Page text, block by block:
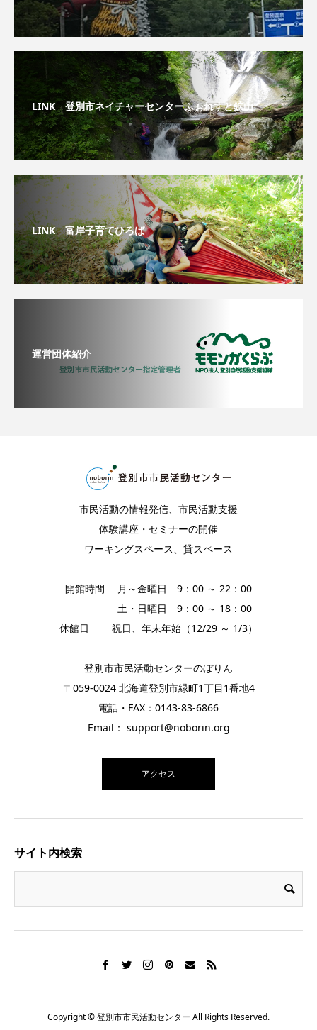
LINK 登別市ネイチャーセンターふぉれすと鉱山
LINK 富岸子育てひろば
運営団体紹介
市民活動の情報発信、市民活動支援
体験講座・セミナーの開催
ワーキングスペース、貸スペース
開館時間 月～金曜日 9：00 ～ 22：00
土・日曜日 9：00 ～ 18：00
休館日 祝日、年末年始（12/29 ～ 1/3）
登別市市民活動センターのぼりん
〒059-0024 北海道登別市緑町1丁目1番地4
電話・FAX：0143-83-6866
Email： support@noborin.org
アクセス
サイト内検索
Copyright © 登別市市民活動センター All Rights Reserved.